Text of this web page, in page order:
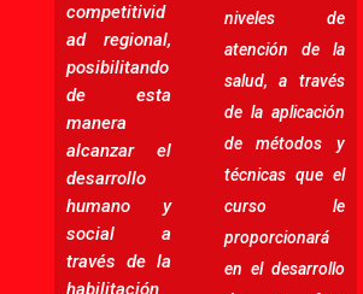
competitivid
ad regional,
posibilitando
de esta
manera
alcanzar el
desarrollo
humano y
social a
través de la
habilitación
niveles de
atención de la
salud, a través
de la aplicación
de métodos y
técnicas que el
curso le
proporcionará
en el desarrollo